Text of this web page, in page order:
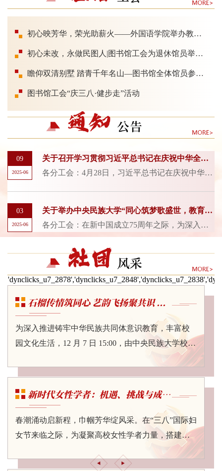
初心映芳华，荣光助薪火——外国语学院举办教师荣退仪式暨座谈会
初心未改，永做民图人|图书馆工会为退休馆员举办荣休仪式
瞻仰双清别墅 踏青千年名山—图书馆全体馆员参观香山革命纪念馆
图书馆工会“庆三八·健步走”活动
09
2025-06
关于召开学习贯彻习近平总书记在庆祝中华全国总工会成立100周年暨全国劳动模范和先进工作者表彰大会上重要讲话精神座谈交流会的通知
各分工会：4月28日，习近平总书记在庆祝中华全国总工会成立100周年暨全国劳动模范和先进工作者表彰大会上发表重要讲话。为了认真学习贯彻习近平总书记重要讲话精神，把总书记的关心关怀切实转化为实际行动，更好发挥劳动模范和先进工作者、职工群众在进一步全面深化改革、推进我校高质量发展中的重要作用，校工会拟召开学习贯彻习近平总书记在庆祝中华全国总工会成立100周年暨全国劳动模范和先进工作者表彰大会上重要讲话精神座...
03
2025-06
关于举办中央民族大学“同心筑梦歌盛世，教育强国启新程”教职工校园歌手大赛的通知
各分工会：在新中国成立75周年之际，为深入学习贯彻习近平新时代中国特色社会主义思想，凝聚教职工奋进新时代的磅礴力量，校工会拟于5月举办“同心筑梦歌盛世，教育强国启新程”教职工校园歌手大赛。活动以音乐为纽带，通过歌声传颂党的光辉历程，展现教育工作者同心筑梦、团结奋进的精神风貌，激励全校教职工在推进教育强国建设的新征程中勇担使命，共谱民族团结与时代发展的华彩乐章。一、活动组织主办：校工会承办：教职工合...
石榴传情筑同心 艺韵飞扬聚共识 ...
为深入推进铸牢中华民族共同体意识教育，丰富校
园文化生活，12 月 7 日 15:00，由中央民族大学校工
会、女教授协会联合主办，音乐学院协办的 “石榴传
共同体意识主题专场演出”，在中慧楼第三排练厅温
刘明新、巡察办主任张肜肜、招生就业处处长赵丹
华、舞蹈学院党委书记王淼、文学院党委书记张英
新时代女性学者：机遇、挑战与成长...
春潮涌动启新程，巾帼芳华绽风采。在“三八”国际妇
女节来临之际，为凝聚高校女性学者力量，搭建交
流分享、互学共进的平台，2026年3月12日，由中央
民族大学女教授协会联合校工会、研究生院在海淀